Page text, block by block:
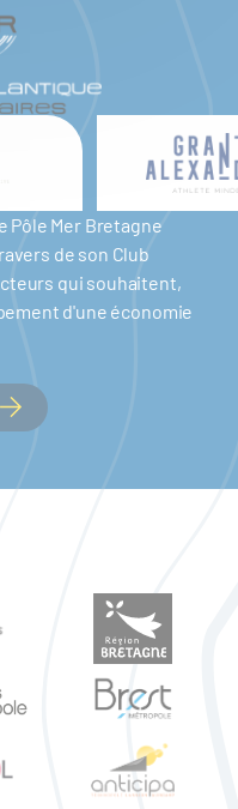
Pôle Mer Bretagne
de son Club
qui souhaitent,
d'une économie